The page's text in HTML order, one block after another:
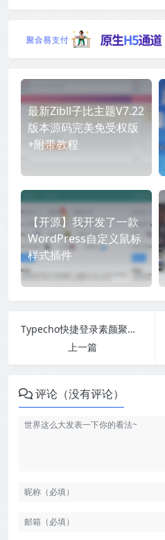
最新Zibll子比主题V7.22
版本源码完美免受权版
+附带教程
【开源】我开发了一款
WordPress自定义鼠标
样式插件
Typecho快捷登录素颜聚合登录API
上一篇
评论（没有评论）